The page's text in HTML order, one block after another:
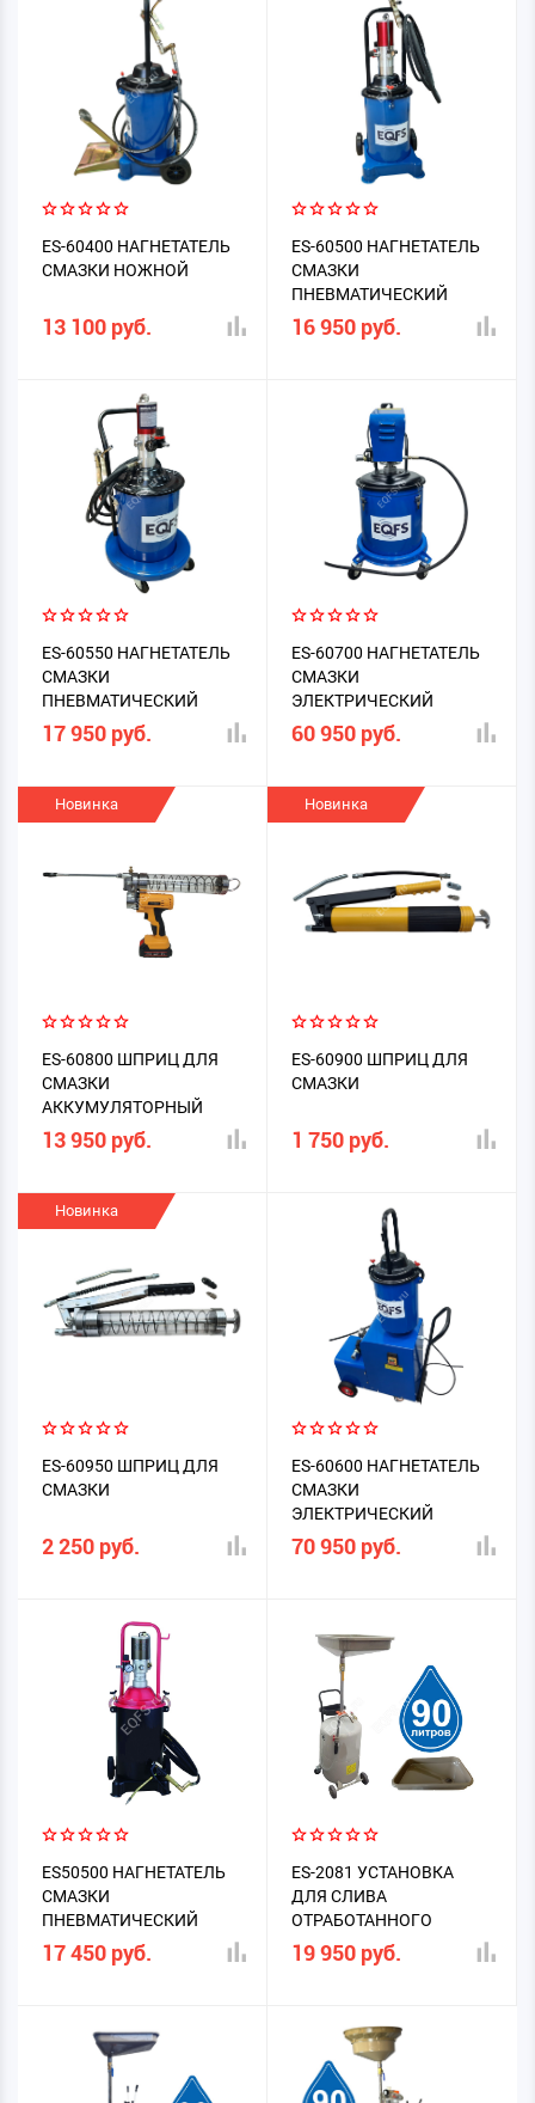
ES-60400 НАГНЕТАТЕЛЬ
СМАЗКИ НОЖНОЙ
13 100 руб.
ES-60500 НАГНЕТАТЕЛЬ
СМАЗКИ
ПНЕВМАТИЧЕСКИЙ
16 950 руб.
ES-60550 НАГНЕТАТЕЛЬ
СМАЗКИ
ПНЕВМАТИЧЕСКИЙ
17 950 руб.
ES-60700 НАГНЕТАТЕЛЬ
СМАЗКИ
ЭЛЕКТРИЧЕСКИЙ
60 950 руб.
ES-60800 ШПРИЦ ДЛЯ
СМАЗКИ
АККУМУЛЯТОРНЫЙ
13 950 руб.
Новинка
ES-60900 ШПРИЦ ДЛЯ
СМАЗКИ
1 750 руб.
Новинка
ES-60950 ШПРИЦ ДЛЯ
СМАЗКИ
2 250 руб.
Новинка
ES-60600 НАГНЕТАТЕЛЬ
СМАЗКИ
ЭЛЕКТРИЧЕСКИЙ
70 950 руб.
ES50500 НАГНЕТАТЕЛЬ
СМАЗКИ
ПНЕВМАТИЧЕСКИЙ
17 450 руб.
ES-2081 УСТАНОВКА
ДЛЯ СЛИВА
ОТРАБОТАННОГО
МАСЛА 80Л. ВОРОНКА
19 950 руб.